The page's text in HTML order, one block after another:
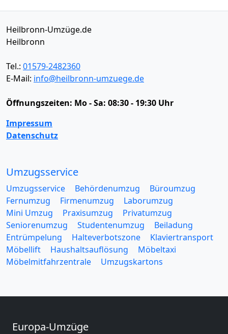
Heilbronn-Umzüge.de
Heilbronn
Tel.: 01579-2482360
E-Mail: info@heilbronn-umzuege.de
Öffnungszeiten: Mo - Sa: 08:30 - 19:30 Uhr
Impressum
Datenschutz
Umzugsservice
Umzugsservice Behördenumzug
Büroumzug
Fernumzug
Firmenumzug
Laborumzug
Mini Umzug
Praxisumzug
Privatumzug
Seniorenumzug
Studentenumzug
Beiladung
Entrümpelung
Halteverbotszone
Klaviertransport
Möbellift
Haushaltsauflösung
Möbeltaxi
Möbelmitfahrzentrale
Umzugskartons
Europa-Umzüge